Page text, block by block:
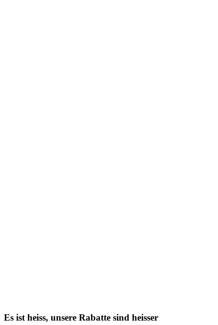
Es ist heiss, unsere Rabatte sind heisser